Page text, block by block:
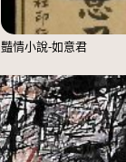
豔情小說-如意君